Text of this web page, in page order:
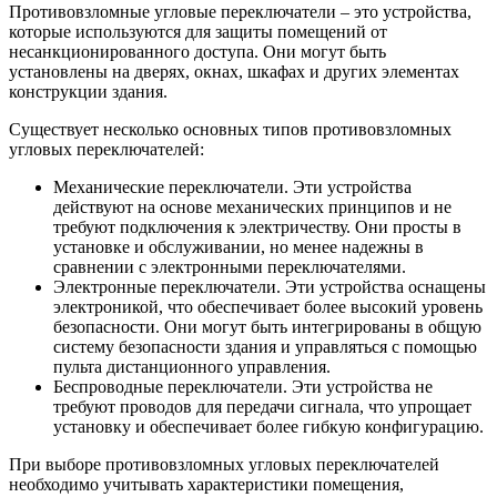
Противовзломные угловые переключатели – это устройства,
которые используются для защиты помещений от
несанкционированного доступа. Они могут быть
установлены на дверях, окнах, шкафах и других элементах
конструкции здания.
Существует несколько основных типов противовзломных
угловых переключателей:
Механические переключатели. Эти устройства
действуют на основе механических принципов и не
требуют подключения к электричеству. Они просты в
установке и обслуживании, но менее надежны в
сравнении с электронными переключателями.
Электронные переключатели. Эти устройства оснащены
электроникой, что обеспечивает более высокий уровень
безопасности. Они могут быть интегрированы в общую
систему безопасности здания и управляться с помощью
пульта дистанционного управления.
Беспроводные переключатели. Эти устройства не
требуют проводов для передачи сигнала, что упрощает
установку и обеспечивает более гибкую конфигурацию.
При выборе противовзломных угловых переключателей
необходимо учитывать характеристики помещения,